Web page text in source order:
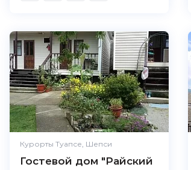
Курорты Туапсе, Шепси
Гостевой дом "Райский
5.0